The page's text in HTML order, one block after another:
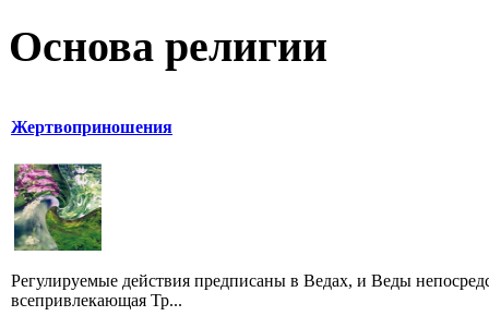
Основа религии
Жертвоприношения
Регулируемые действия предписаны в Ведах, и Веды
всепривлекающая Тр...